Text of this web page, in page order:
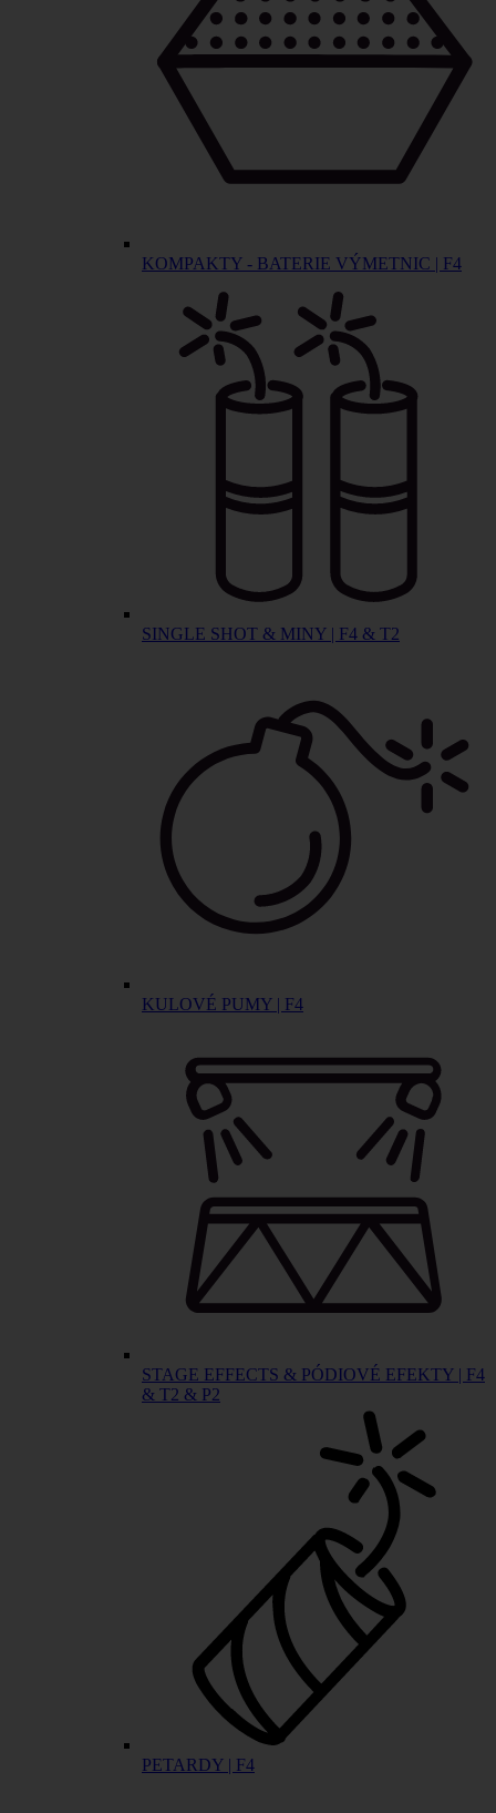
KOMPAKTY - BATERIE VÝMETNIC | F4
SINGLE SHOT & MINY | F4 & T2
KULOVÉ PUMY | F4
STAGE EFFECTS & PÓDIOVÉ EFEKTY | F4
& T2 & P2
PETARDY | F4